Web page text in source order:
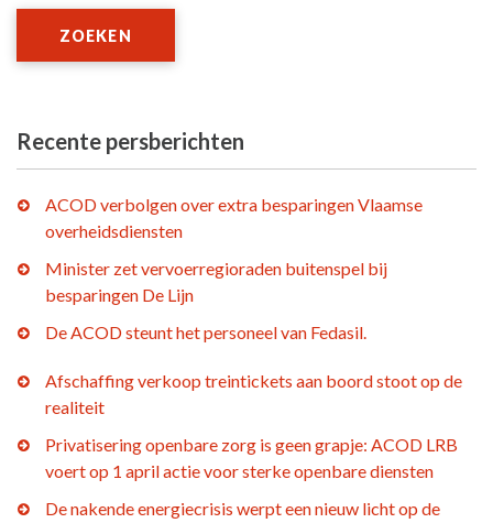
ZOEKEN
Recente persberichten
ACOD verbolgen over extra besparingen Vlaamse
overheidsdiensten
Minister zet vervoerregioraden buitenspel bij
besparingen De Lijn
De ACOD steunt het personeel van Fedasil.
Afschaffing verkoop treintickets aan boord stoot op de
realiteit
Privatisering openbare zorg is geen grapje: ACOD LRB
voert op 1 april actie voor sterke openbare diensten
De nakende energiecrisis werpt een nieuw licht op de